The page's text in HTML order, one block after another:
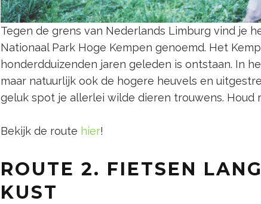
Tegen de grens van Nederlands Limburg vind je
Nationaal Park Hoge Kempen genoemd. Het
honderdduizenden jaren geleden is ontstaan. In
maar natuurlijk ook de hogere heuvels en
geluk spot je allerlei wilde dieren trouwens.
Bekijk de route hier!
ROUTE 2. FIETSEN
KUST